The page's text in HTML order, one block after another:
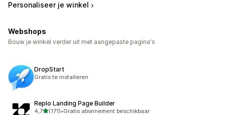
Personaliseer je winkel
Webshops
Bouw je winkel verder uit met aangepaste pagina's
DropStart
Gratis te installeren
Replo Landing Page Builder
4,7van 5 sterren
(171)•Gratis abonnement beschikbaar